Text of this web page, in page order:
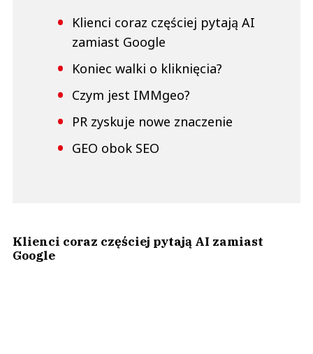
Klienci coraz częściej pytają AI
zamiast Google
Koniec walki o kliknięcia?
Czym jest IMMgeo?
PR zyskuje nowe znaczenie
GEO obok SEO
Klienci coraz częściej pytają AI zamiast
Google